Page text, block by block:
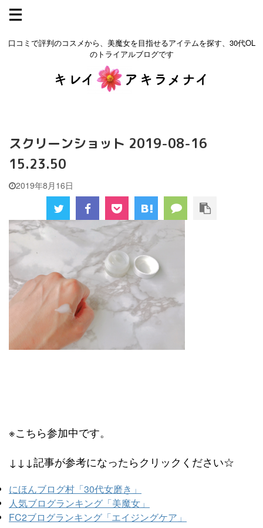
口コミで評判のコスメから、美魔女を目指せるアイテムを探す、30代OL
のトライアルブログです
スクリーンショット 2019-08-16
15.23.50
2019年8月16日
※こちら参加中です。
↓↓↓記事が参考になったらクリックください☆
にほんブログ村「30代女磨き」
人気ブログランキング「美魔女」
FC2ブログランキング「エイジングケア」